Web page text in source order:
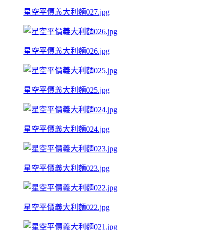
星空平價義大利麵027.jpg
星空平價義大利麵026.jpg
星空平價義大利麵025.jpg
星空平價義大利麵024.jpg
星空平價義大利麵023.jpg
星空平價義大利麵022.jpg